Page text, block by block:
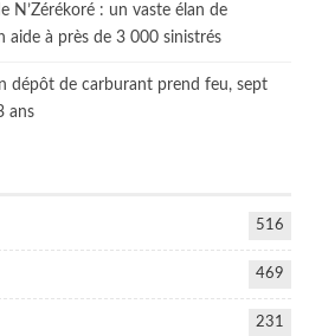
N’Zérékoré : un vaste élan de
aide à près de 3 000 sinistrés
dépôt de carburant prend feu, sept
ans
516
469
231